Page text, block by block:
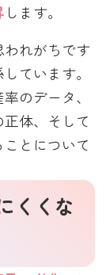
します。
われがちです
ています。
のデータ、
正体、そして
とについて
くくな